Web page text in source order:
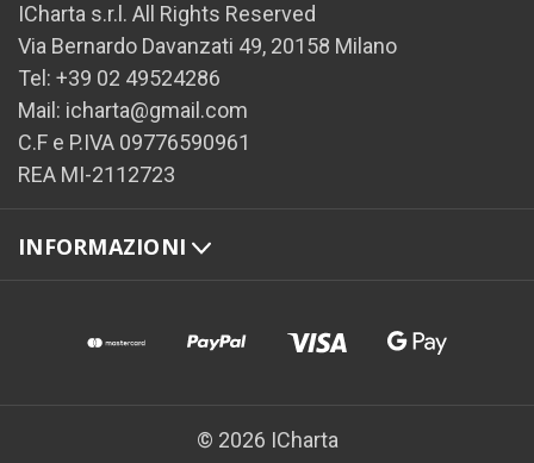
ICharta s.r.l. All Rights Reserved
Via Bernardo Davanzati 49, 20158 Milano
Tel: +39 02 49524286
Mail: icharta@gmail.com
C.F e P.IVA 09776590961
REA MI-2112723
INFORMAZIONI
© 2026 ICharta